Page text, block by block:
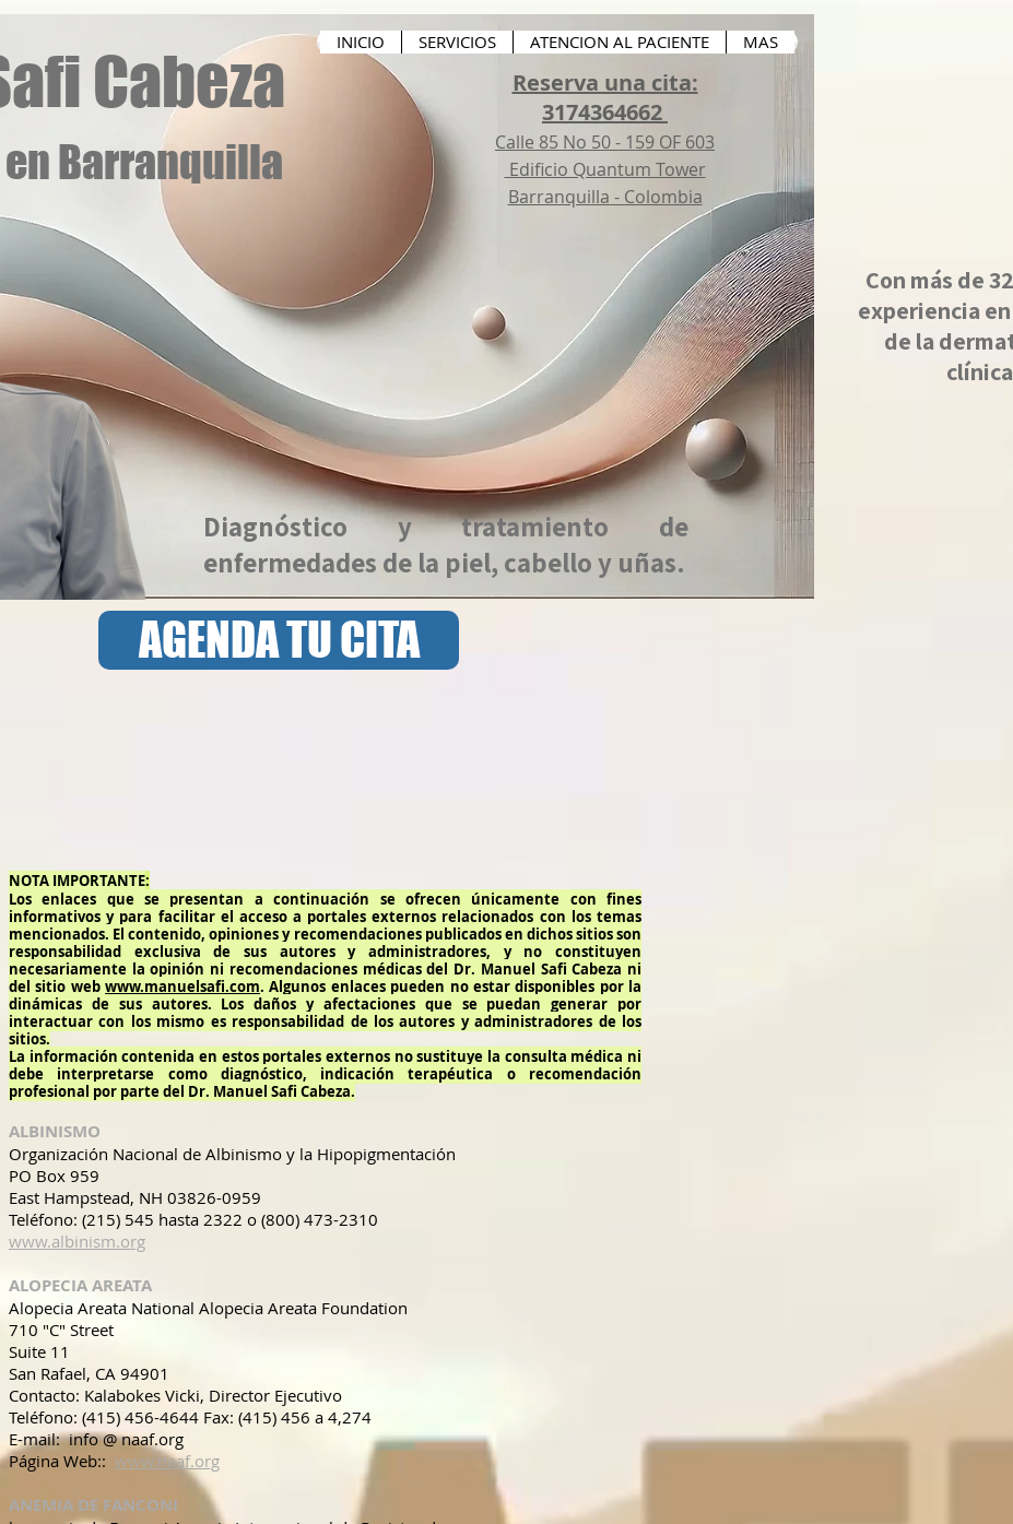
INICIO SERVICIOS ATENCION AL PACIENTE MAS
Cabeza
Barranquilla
Reserva una cita:
3174364662
Calle 85 No 50 - 159 OF 603
Edificio Quantum Tower
Barranquilla - Colombia
Diagnóstico y tratamiento de
enfermedades de la piel, cabello y uñas.
Con más de
experiencia
de la
AGENDA TU CITA
NOTA IMPORTANTE:
Los enlaces que se presentan a continuación se ofrecen únicamente con fines
informativos y para facilitar el acceso a portales externos relacionados con los temas
mencionados. El contenido, opiniones y recomendaciones publicados en dichos sitios son
responsabilidad exclusiva de sus autores y administradores, y no constituyen
necesariamente la opinión ni recomendaciones médicas del Dr. Manuel Safi Cabeza ni
del sitio webwww.manuelsafi.com. Algunos enlaces pueden no estar disponibles por la
dinámicas de sus autores. Los daños y afectaciones que se puedan generar por
interactuar con los mismo es responsabilidad de los autores y administradores de los
sitios.
La información contenida en estos portales externos no sustituye la consulta médica ni
debe interpretarse como diagnóstico, indicación terapéutica o recomendación
profesional por parte del Dr. Manuel Safi Cabeza.
ALBINISMO
Organización Nacional de Albinismo y la Hipopigmentación
PO Box 959
East Hampstead, NH 03826-0959
Teléfono: (215) 545 hasta 2322 o (800) 473-2310
www.albinism.org
ALOPECIA AREATA
Alopecia Areata National Alopecia Areata Foundation
710 "C" Street
Suite 11
San Rafael, CA 94901
Contacto: Kalabokes Vicki, Director Ejecutivo
Teléfono: (415) 456-4644 Fax: (415) 456 a 4,274
E-mail: info @ naaf.org
Página Web:: www.naaf.org
ANEMIA DE FANCONI